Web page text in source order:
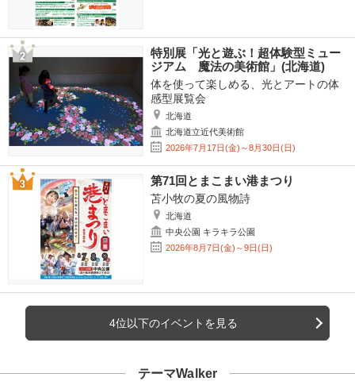
特別展「光と遊ぶ！超体験型ミュー
ジアム 魔法の美術館」(北海道)
体を使って楽しめる、光とアートの体
感型展覧会
北海道
北海道立近代美術館
2026年7月17日(金)～8月30日(日)
第71回とまこまい港まつり
苫小牧の夏の風物詩
北海道
中央公園 キラキラ公園
2026年8月7日(金)～9日(日)
4位以下のイベントを見る
テーマWalker